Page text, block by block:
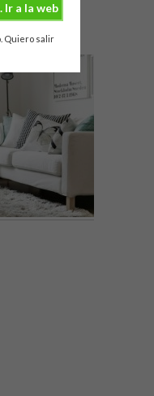
Ir a la web
Quiero salir